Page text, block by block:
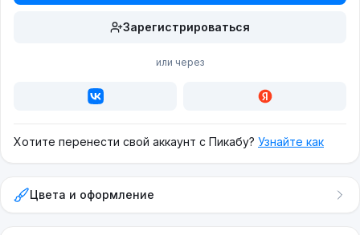
Зарегистрироваться
или через
Хотите перенести свой аккаунт с Пикабу? Узнайте как
Цвета и оформление